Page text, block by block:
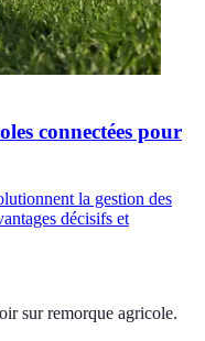
connectées pour
la gestion des
décisifs et
sur remorque agricole.